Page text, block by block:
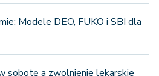
Modele DEO, FUKO i SBI dla
sobotę a zwolnienie lekarskie